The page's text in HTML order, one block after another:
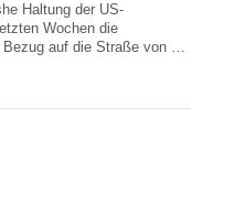
Haltung der US-
Wochen die
Bezug auf die Straße von …